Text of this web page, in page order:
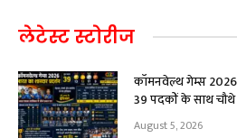
लेटेस्ट स्टोरीज
कॉमनवेल्थ गेम्स 2026
39 पदकों के साथ चौथे
August 5, 2026